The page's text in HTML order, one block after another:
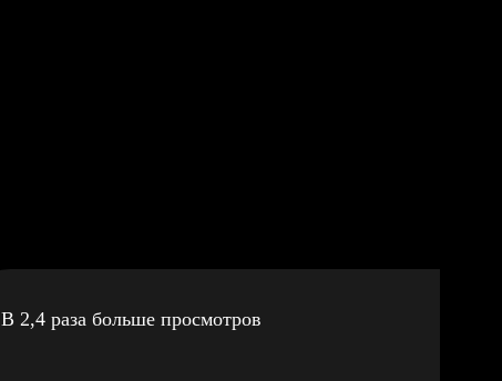
В 2,4 раза больше просмотров